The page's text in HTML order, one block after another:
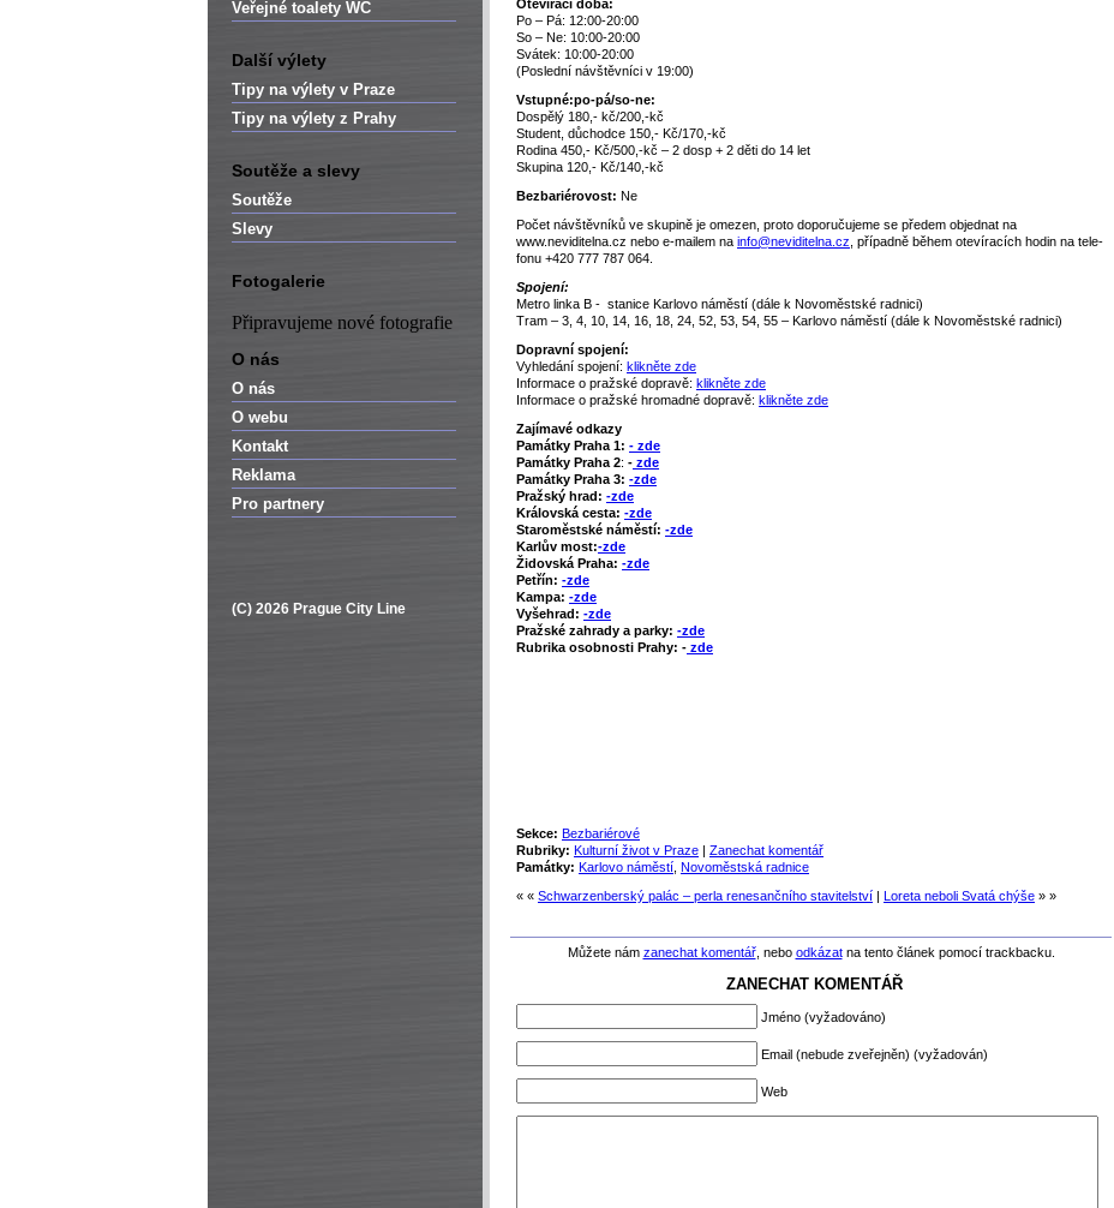
Veřejné toalety WC
Další výlety
Tipy na výlety v Praze
Tipy na výlety z Prahy
Soutěže a slevy
Soutěže
Slevy
Fotogalerie
Připravujeme nové fotografie
O nás
O nás
O webu
Kontakt
Reklama
Pro partnery
(C) 2026 Prague City Line
Otevírací doba:
Po – Pá: 12:00-20:00
So – Ne: 10:00-20:00
Svátek: 10:00-20:00
(Poslední návštěvníci v 19:00)
Vstupné:po-pá/so-ne:
Dospělý 180,- kč/200,-kč
Student, důchodce 150,- Kč/170,-kč
Rodina 450,- Kč/500,-kč – 2 dosp + 2 děti do 14 let
Skupina 120,- Kč/140,-kč
Bezbariérovost: Ne
Počet návštěvníků ve skupině je omezen, proto doporučujeme se předem objednat na
www.neviditelna.cz nebo e-mailem na info@neviditelna.cz , případně během otevíracích hodin na tele­
fonu +420 777 787 064.
Spojení:
Metro linka B - stanice Karlovo náměstí (dále k Novoměstské radnici)
Tram – 3, 4, 10, 14, 16, 18, 24, 52, 53, 54, 55 – Karlovo náměstí (dále k Novoměstské radnici)
Dopravní spojení:
Vyhledání spojení: klikněte zde
Informace o pražské dopravě: klikněte zde
Informace o pražské hromadné dopravě: klikněte zde
Zajímavé odkazy
Památky Praha 1: - zde
Památky Praha 2: - zde
Památky Praha 3: -zde
Pražský hrad: -zde
Královská cesta: -zde
Staroměstské náměstí: -zde
Karlův most:-zde
Židovská Praha: -zde
Petřín: -zde
Kampa: -zde
Vyšehrad: -zde
Pražské zahrady a parky: -zde
Rubrika osobnosti Prahy: - zde
Sekce: Bezbariérové
Rubriky: Kulturní život v Praze | Zanechat komentář
Památky: Karlovo náměstí Novoměstská radnice
« « Schwarzenberský palác – perla renesančního stavitelství | Loreta neboli Svatá chýše » »
Můžete nám zanechat komentář, nebo odkázatna tento článek pomocí trackbacku.
ZANECHAT KOMENTÁŘ
Jméno (vyžadováno)
Email (nebude zveřejněn) (vyžadován)
Web